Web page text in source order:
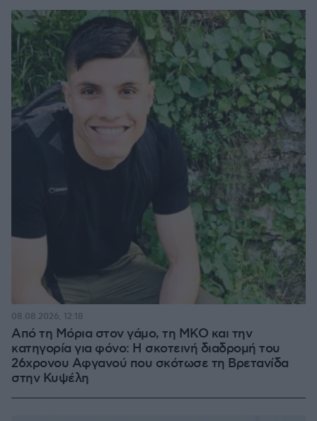
Από τη Μόρια στον γάμο, τη ΜΚΟ και την
κατηγορία για φόνο: Η σκοτεινή διαδρομή του
26χρονου Αφγανού που σκότωσε τη Βρετανίδα
στην Κυψέλη
08.08.2026, 12:18